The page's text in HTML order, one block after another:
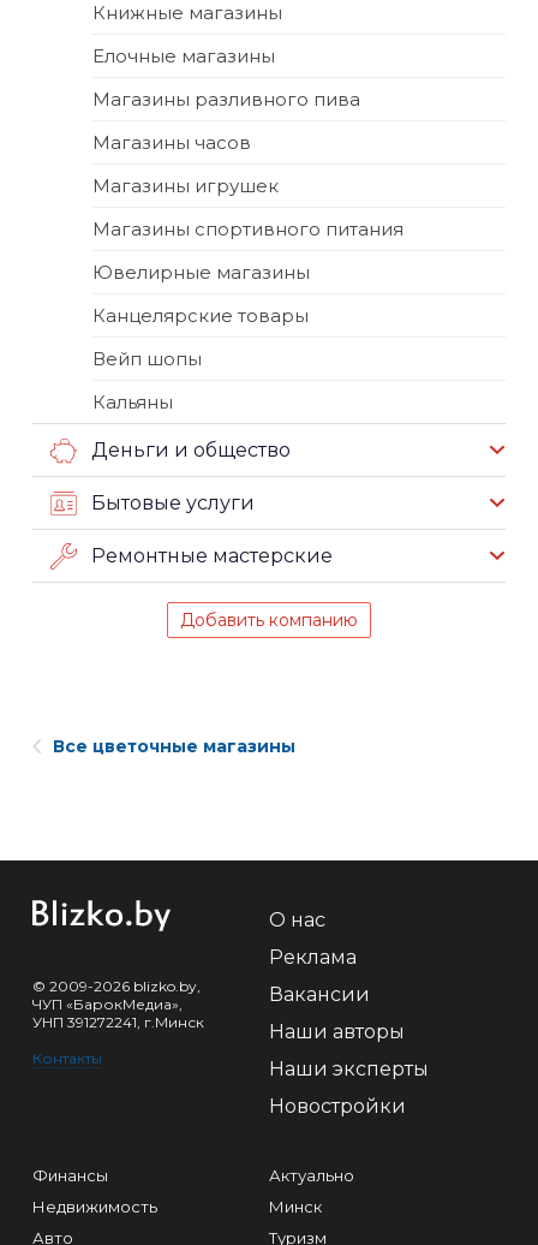
Книжные магазины
Елочные магазины
Магазины разливного пива
Магазины часов
Магазины игрушек
Магазины спортивного питания
Ювелирные магазины
Канцелярские товары
Вейп шопы
Кальяны
Деньги и общество
Бытовые услуги
Ремонтные мастерские
Добавить компанию
Все цветочные магазины
© 2009-2026 blizko.by,
ЧУП «БарокМедиа»,
УНП 391272241, г.Минск
Контакты
О нас
Реклама
Вакансии
Наши авторы
Наши эксперты
Новостройки
Финансы
Недвижимость
Авто
Актуально
Минск
Туризм